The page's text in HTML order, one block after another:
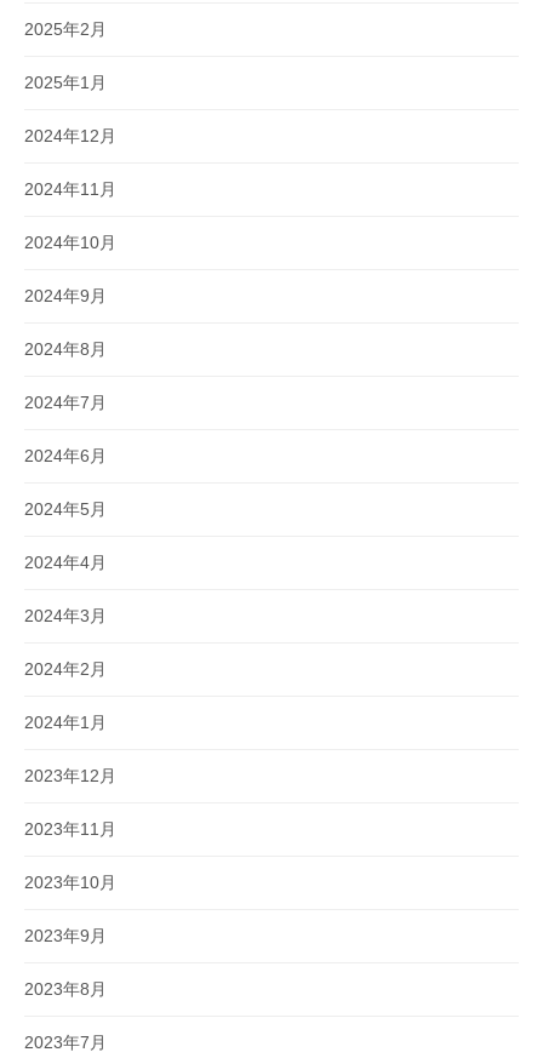
2025年2月
2025年1月
2024年12月
2024年11月
2024年10月
2024年9月
2024年8月
2024年7月
2024年6月
2024年5月
2024年4月
2024年3月
2024年2月
2024年1月
2023年12月
2023年11月
2023年10月
2023年9月
2023年8月
2023年7月